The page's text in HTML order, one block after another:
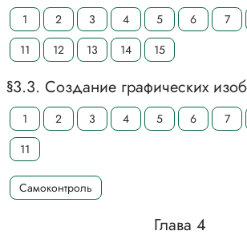
1 2 3 4 5 6 7
11
12 13 14 15
§3.3. Создание графических
1 2 3 4 5 6 7
11
Самоконтроль
Глава 4